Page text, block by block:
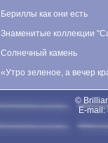
Бериллы как они есть
Знаменитые коллекции
Солнечный камень
«Утро зеленое, а вечер
©
E-mail: